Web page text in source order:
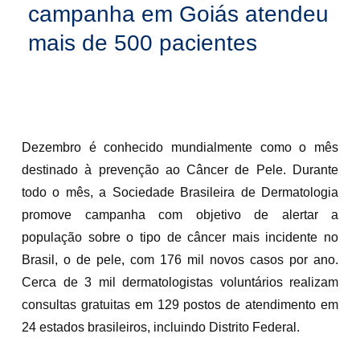
campanha em Goiás atendeu
mais de 500 pacientes
Dezembro é conhecido mundialmente como o mês
destinado à prevenção ao Câncer de Pele. Durante
todo o mês, a Sociedade Brasileira de Dermatologia
promove campanha com objetivo de alertar a
população sobre o tipo de câncer mais incidente no
Brasil, o de pele, com 176 mil novos casos por ano.
Cerca de 3 mil dermatologistas voluntários realizam
consultas gratuitas em 129 postos de atendimento em
24 estados brasileiros, incluindo Distrito Federal.